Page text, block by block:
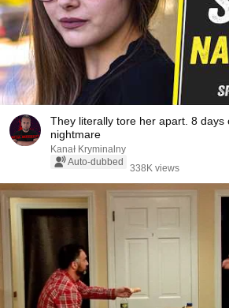
They literally tore her apart. 8 days
nightmare
Kanał Kryminalny
Auto-dubbed
338K views